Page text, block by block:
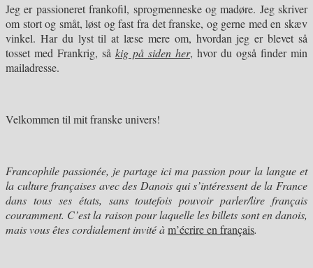
Jeg er passioneret frankofil, sprogmenneske og madøre. Jeg skriver
om stort og småt, løst og fast fra det franske, og gerne med en skæv
vinkel. Har du lyst til at læse mere om, hvordan jeg er blevet så
tosset med Frankrig, så kig på siden her, hvor du også finder min
mailadresse.
Velkommen til mit franske univers!
Francophile passionée, je partage ici ma passion pour la langue et
la culture françaises avec des Danois qui s’intéressent de la France
dans tous ses états, sans toutefois pouvoir parler/lire français
couramment. C’est la raison pour laquelle les billets sont en danois,
mais vous êtes cordialement invité àm’écrire en français.